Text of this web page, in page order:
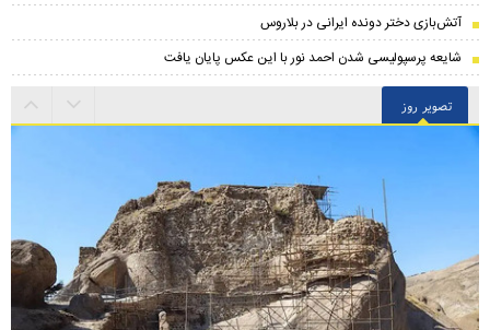
آتش‌بازی دختر دونده ایرانی در بلاروس
شایعه پرسپولیسی شدن احمد نور با این عکس پایان یافت
تصویر روز